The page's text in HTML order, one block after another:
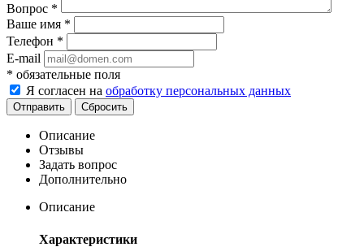
Вопрос *
Ваше имя *
Телефон *
E-mail
* обязательные поля
Я согласен на обработку персональных данных
Сбросить
Описание
Отзывы
Задать вопрос
Дополнительно
Описание
Характеристики